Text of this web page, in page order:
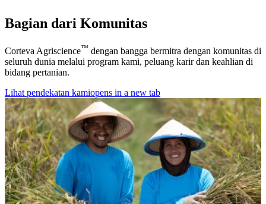
Bagian dari Komunitas
Corteva Agriscience™ dengan bangga bermitra dengan komunitas di
seluruh dunia melalui program kami, peluang karir dan keahlian di
bidang pertanian.
Lihat pendekatan kamiopens in a new tab